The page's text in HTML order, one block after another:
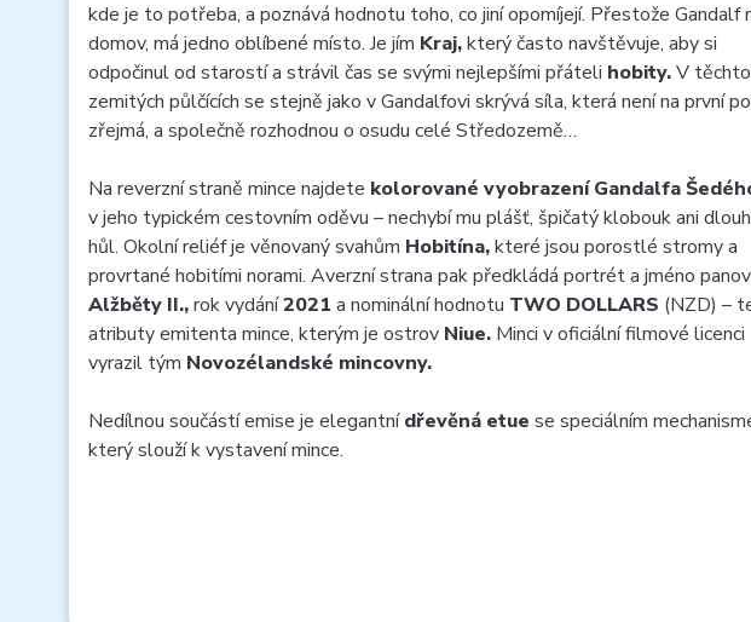
kde je to potřeba, a poznává hodnotu toho, co jiní opomíjejí. Přestože Gandalf
domov, má jedno oblíbené místo. Je jím Kraj,který často navštěvuje, aby si
odpočinul od starostí a strávil čas se svými nejlepšími přáteli hobity.V těchto
zemitých půlčících se stejně jako v Gandalfovi skrývá síla, která není na první
zřejmá, a společně rozhodnou o osudu celé Středozemě…
Na reverzní straně mince najdete kolorované vyobrazení Gandalfa
v jeho typickém cestovním oděvu – nechybí mu plášť, špičatý klobouk ani
hůl. Okolní reliéf je věnovaný svahům Hobitína,které jsou porostlé stromy a
provrtané hobitími norami. Averzní strana pak předkládá portrét a jméno
Alžběty II.,rok vydání2021 a nominální hodnotu TWO DOLLARS (NZD) –
atributy emitenta mince, kterým je ostrov Niue. Minci v oficiální filmové licenci
vyrazil tým Novozélandské mincovny.
Nedílnou součástí emise je elegantnídřevěná etue se speciálním
který slouží k vystavení mince.